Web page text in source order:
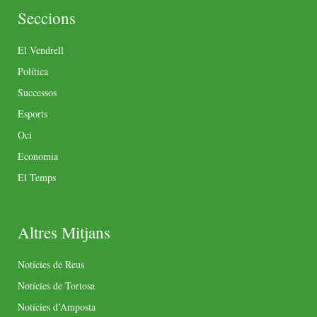
Seccions
El Vendrell
Política
Successos
Esports
Oci
Economia
El Temps
Altres Mitjans
Notícies de Reus
Notícies de Tortosa
Notícies d’Amposta